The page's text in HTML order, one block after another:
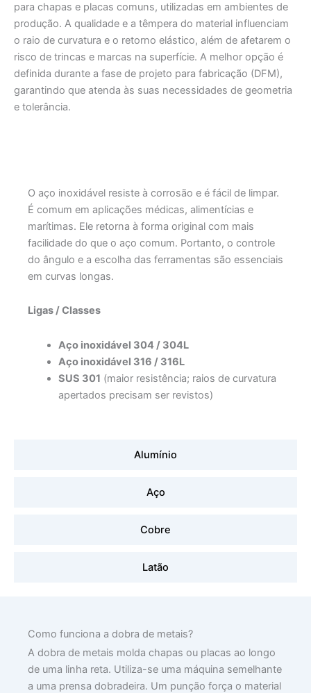
para chapas e placas comuns, utilizadas em ambientes de
produção. A qualidade e a têmpera do material influenciam
o raio de curvatura e o retorno elástico, além de afetarem o
risco de trincas e marcas na superfície. A melhor opção é
definida durante a fase de projeto para fabricação (DFM),
garantindo que atenda às suas necessidades de geometria
e tolerância.
Alumínio
Aço
Cobre
Latão
O aço inoxidável resiste à corrosão e é fácil de limpar.
É comum em aplicações médicas, alimentícias e
marítimas. Ele retorna à forma original com mais
facilidade do que o aço comum. Portanto, o controle
do ângulo e a escolha das ferramentas são essenciais
em curvas longas.
Ligas / Classes
Aço inoxidável 304 / 304L
Aço inoxidável 316 / 316L
SUS 301 (maior resistência; raios de curvatura
apertados precisam ser revistos)
Como funciona a dobra de metais?
A dobra de metais molda chapas ou placas ao longo
de uma linha reta. Utiliza-se uma máquina semelhante
a uma prensa dobradeira. Um punção força o material